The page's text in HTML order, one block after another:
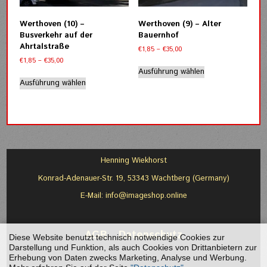
auf
gewählt
Produktseite
Werthoven (10) –
Busverkehr auf der
Ahrtalstraße
€1,85 –€35,00Preisspanne:
bis
€35,00
Ausführung wählen
Varianten
Optionen
auf
der
werden
Werthoven (9) – Alter
Bauernhof
€1,85 – €35,00Preisspanne:
bis
€35,00
Ausführung wählenProdukt
auf.
Optionen
der
Henning Wiekhorst
Konrad-Adenauer-Str. 19, 53343 Wachtberg (Germany)
E-Mail: info@imageshop.online
AGB-Datenschutz
Diese Website benutzt technisch notwendige Cookies zur
Darstellung und Funktion, als auch Cookies von Drittanbietern zur
Erhebung von Daten zwecks Marketing, Analyse und Werbung.